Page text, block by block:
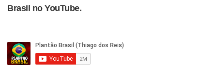
Brasil no YouTube.